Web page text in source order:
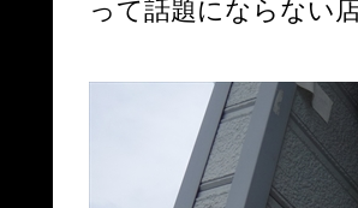
って話題にならない